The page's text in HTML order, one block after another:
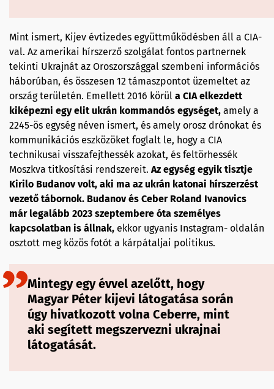
Mint ismert, Kijev évtizedes együttműködésben áll a CIA-
val. Az amerikai hírszerző szolgálat fontos partnernek
tekinti Ukrajnát az Oroszországgal szembeni információs
háborúban, és összesen 12 támaszpontot üzemeltet az
ország területén. Emellett 2016 körül a CIA elkezdett
kiképezni egy elit ukrán kommandós egységet, amely a
2245-ös egység néven ismert, és amely orosz drónokat és
kommunikációs eszközöket foglalt le, hogy a CIA
technikusai visszafejthessék azokat, és feltörhessék
Moszkva titkosítási rendszereit. Az egység egyik tisztje
Kirilo Budanov volt, aki ma az ukrán katonai hírszerzést
vezető tábornok. Budanov és Ceber Roland Ivanovics
már legalább 2023 szeptembere óta személyes
kapcsolatban is állnak, ekkor ugyanis Instagram- oldalán
osztott meg közös fotót a kárpátaljai politikus.
Mintegy egy évvel azelőtt, hogy
Magyar Péter kijevi látogatása során
úgy hivatkozott volna Ceberre, mint
aki segített megszervezni ukrajnai
látogatását.